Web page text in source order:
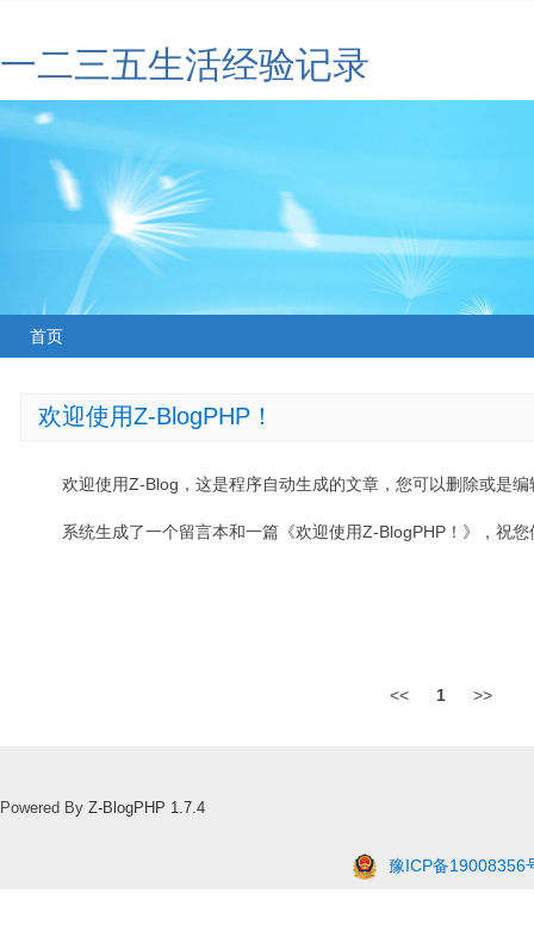
一二三五生活经验记录
首页
欢迎使用Z-BlogPHP！
欢迎使用Z-Blog，这是程序自动生成的文章，您可以删除或是编
系统生成了一个留言本和一篇《欢迎使用Z-BlogPHP！》，祝
<< 1 >>
Powered By Z-BlogPHP 1.7.4
豫ICP备19008356